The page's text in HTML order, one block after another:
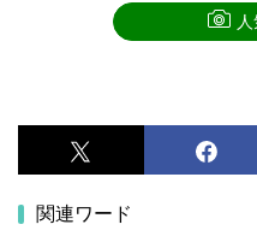
関連ワード